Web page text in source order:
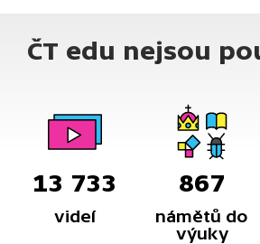
svazem, že změny kategoricky
obdržela např. nesouhlasný dopis
Podívejte se na hodnocení role
představitele KSČ Alexandra
ČT edu nejsou
13 733
videí
867
námětů do
výuky